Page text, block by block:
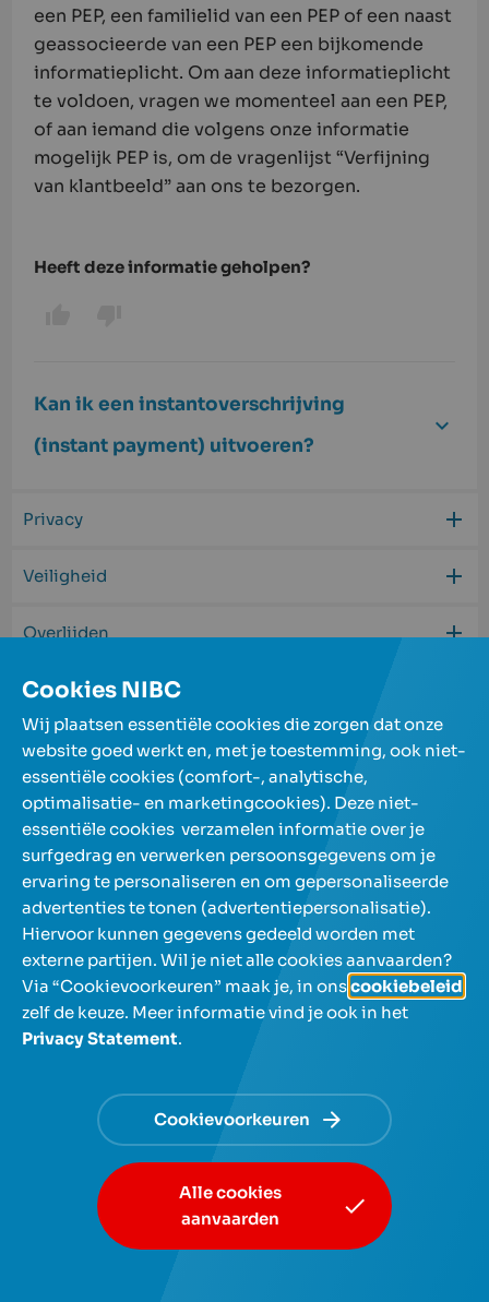
een PEP, een familielid van een PEP of een naast
geassocieerde van een PEP een bijkomende
informatieplicht. Om aan deze informatieplicht
te voldoen, vragen we momenteel aan een PEP,
of aan iemand die volgens onze informatie
mogelijk PEP is, om de vragenlijst “Verfijning
van klantbeeld” aan ons te bezorgen.
Heeft deze informatie geholpen?
Kan ik een instantoverschrijving
(instant payment) uitvoeren?
Privacy
Veiligheid
Overlijden
Begrippen
Onze spaarrekeningen
Over NIBC
Help en contact
NL FR
Algemene voorwaarden
Cookiebeleid en -voorkeuren
Toegankelijkheidsverklaring
Disclaimer
Sitemap
Cookies NIBC
Wij plaatsen essentiële cookies die zorgen dat onze
website goed werkt en, met je toestemming, ook niet-
essentiële cookies (comfort-, analytische,
optimalisatie- en marketingcookies). Deze niet-
essentiële cookies verzamelen informatie over je
surfgedrag en verwerken persoonsgegevens om je
ervaring te personaliseren en om gepersonaliseerde
advertenties te tonen (advertentiepersonalisatie).
Hiervoor kunnen gegevens gedeeld worden met
externe partijen. Wil je niet alle cookies aanvaarden?
Via “Cookievoorkeuren” maak je, in onscookiebeleid
zelf de keuze. Meer informatie vind je ook in het
Privacy Statement.
Cookievoorkeuren
Alle cookies
aanvaarden